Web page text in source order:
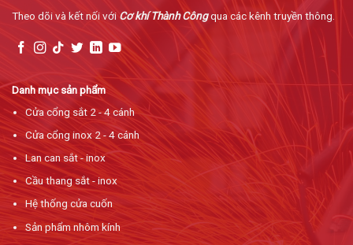
Danh mục sản phẩm
Cửa cổng sắt 2 - 4 cánh
Cửa cổng inox 2 - 4 cánh
Lan can sắt - inox
Cầu thang sắt - inox
Hệ thống cửa cuốn
Sản phẩm nhôm kính
Theo dõi và kết nối với Cơ khí Thành Côngqua các kênh truyền thông.